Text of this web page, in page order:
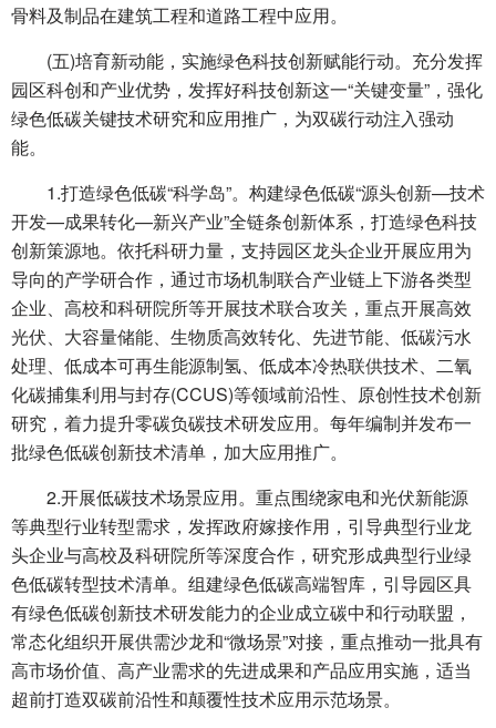
骨料及制品在建筑工程和道路工程中应用。
(五)培育新动能，实施绿色科技创新赋能行动。充分发挥
园区科创和产业优势，发挥好科技创新这一“关键变量”，强化
绿色低碳关键技术研究和应用推广，为双碳行动注入强动
能。
1.打造绿色低碳“科学岛”。构建绿色低碳“源头创新—技术
开发—成果转化—新兴产业”全链条创新体系，打造绿色科技
创新策源地。依托科研力量，支持园区龙头企业开展应用为
导向的产学研合作，通过市场机制联合产业链上下游各类型
企业、高校和科研院所等开展技术联合攻关，重点开展高效
光伏、大容量储能、生物质高效转化、先进节能、低碳污水
处理、低成本可再生能源制氢、低成本冷热联供技术、二氧
化碳捕集利用与封存(CCUS)等领域前沿性、原创性技术创新
研究，着力提升零碳负碳技术研发应用。每年编制并发布一
批绿色低碳创新技术清单，加大应用推广。
2.开展低碳技术场景应用。重点围绕家电和光伏新能源
等典型行业转型需求，发挥政府嫁接作用，引导典型行业龙
头企业与高校及科研院所等深度合作，研究形成典型行业绿
色低碳转型技术清单。组建绿色低碳高端智库，引导园区具
有绿色低碳创新技术研发能力的企业成立碳中和行动联盟，
常态化组织开展供需沙龙和“微场景”对接，重点推动一批具有
高市场价值、高产业需求的先进成果和产品应用实施，适当
超前打造双碳前沿性和颠覆性技术应用示范场景。